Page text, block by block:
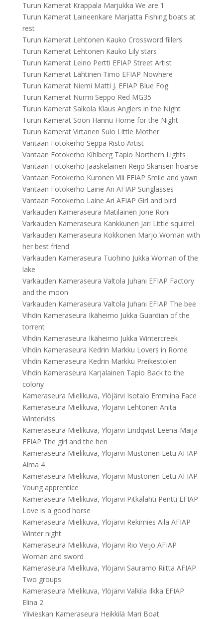
Turun Kamerat Krappala Marjukka We are 1
Turun Kamerat Laineenkare Marjatta Fishing boats at
rest
Turun Kamerat Lehtonen Kauko Crossword fillers
Turun Kamerat Lehtonen Kauko Lily stars
Turun Kamerat Leino Pertti EFIAP Street Artist
Turun Kamerat Lähtinen Timo EFIAP Nowhere
Turun Kamerat Niemi Matti J. EFIAP Blue Fog
Turun Kamerat Nurmi Seppo Red MG35
Turun Kamerat Salkola Klaus Anglers in the Night
Turun Kamerat Soon Hannu Home for the Night
Turun Kamerat Virtanen Sulo Little Mother
Vantaan Fotokerho Seppä Risto Artist
Vantaan Fotokerho Kihlberg Tapio Northern Lights
Vantaan Fotokerho Jääskeläinen Reijo Skansen hoarse
Vantaan Fotokerho Kuronen Vili EFIAP Smile and yawn
Vantaan Fotokerho Laine Ari AFIAP Sunglasses
Vantaan Fotokerho Laine Ari AFIAP Girl and bird
Varkauden Kameraseura Matilainen Jone Roni
Varkauden Kameraseura Kankkunen Jari Little squirrel
Varkauden Kameraseura Kokkonen Marjo Woman with
her best friend
Varkauden Kameraseura Tuohino Jukka Woman of the
lake
Varkauden Kameraseura Valtola Juhani EFIAP Factory
and the moon
Varkauden Kameraseura Valtola Juhani EFIAP The bee
Vihdin Kameraseura Ikäheimo Jukka Guardian of the
torrent
Vihdin Kameraseura Ikäheimo Jukka Wintercreek
Vihdin Kameraseura Kedrin Markku Lovers in Rome
Vihdin Kameraseura Kedrin Markku Preikestolen
Vihdin Kameraseura Karjalainen Tapio Back to the
colony
Kameraseura Mielikuva, Ylöjärvi Isotalo Emmiina Face
Kameraseura Mielikuva, Ylöjärvi Lehtonen Anita
Winterkiss
Kameraseura Mielikuva, Ylöjärvi Lindqvist Leena-Maija
EFIAP The girl and the hen
Kameraseura Mielikuva, Ylöjärvi Mustonen Eetu AFIAP
Alma 4
Kameraseura Mielikuva, Ylöjärvi Mustonen Eetu AFIAP
Young apprentice
Kameraseura Mielikuva, Ylöjärvi Pitkälahti Pentti EFIAP
Love is a good horse
Kameraseura Mielikuva, Ylöjärvi Rekimies Aila AFIAP
Winter night
Kameraseura Mielikuva, Ylöjärvi Rio Veijo AFIAP
Woman and sword
Kameraseura Mielikuva, Ylöjärvi Sauramo Riitta AFIAP
Two groups
Kameraseura Mielikuva, Ylöjärvi Valkila Ilkka EFIAP
Elina 2
Ylivieskan Kameraseura Heikkilä Mari Boat